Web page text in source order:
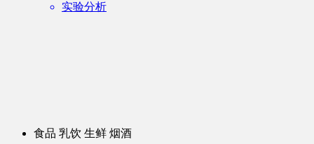
实验分析
食品 乳饮 生鲜 烟酒